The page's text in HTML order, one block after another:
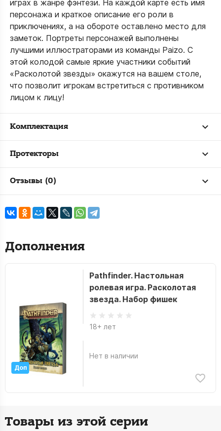
играх в жанре фэнтези. На каждой карте есть имя
персонажа и краткое описание его роли в
приключениях, а на обороте оставлено место для
заметок. Портреты персонажей выполнены
лучшими иллюстраторами из команды Paizo. С
этой колодой самые яркие участники событий
«Расколотой звезды» окажутся на вашем столе,
что позволит игрокам встретиться с противником
лицом к лицу!
Комплектация
Протекторы
Отзывы (0)
Дополнения
Доп
Pathfinder. Настольная
ролевая игра. Расколотая
звезда. Набор фишек
18+ лет
Нет в наличии
Товары из этой серии